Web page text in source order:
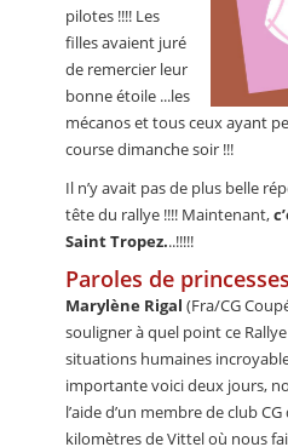
pilotes !!!! Les
filles avaient juré
de remercier leur
bonne étoile ...les
mécanos et tous ceux ayant
course dimanche soir !!!
Il n’y avait pas de plus belle
tête du rallye !!!! Maintenant,
Saint Tropez...!!!!!
Paroles de
Marylène Rigal (Fra/CG
souligner à quel point ce
situations humaines
importante voici deux jours,
l’aide d’un membre de club
kilomètres de Vittel où nous